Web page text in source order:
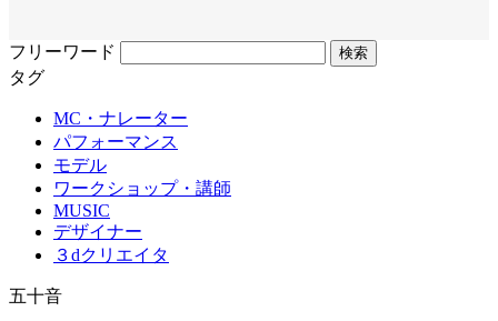
フリーワード
タグ
MC・ナレーター
パフォーマンス
モデル
ワークショップ・講師
MUSIC
デザイナー
３dクリエイタ
五十音